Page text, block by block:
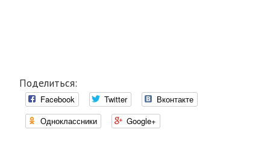
Поделиться:
Facebook Twitter
Вконтакте
Одноклассники
Google+